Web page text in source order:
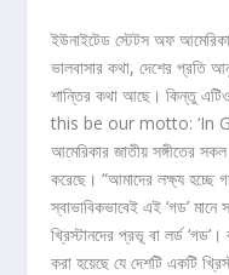
ইউনাইটেড স্টেটস অফ
ভালবাসার কথা, দেশের প্রতি
শান্তির কথা আছে। কিন্তু এটিও
this be our motto: ‘In
আমেরিকার জাতীয় সঙ্গীতের সকল
করেছে। “আমাদের লক্ষ্য হচ্ছে
স্বাভাবিকভাবেই এই ‘গড’ মানে
খ্রিস্টানদের প্রভূ বা লর্ড
করা হয়েছে যে দেশটি একটি